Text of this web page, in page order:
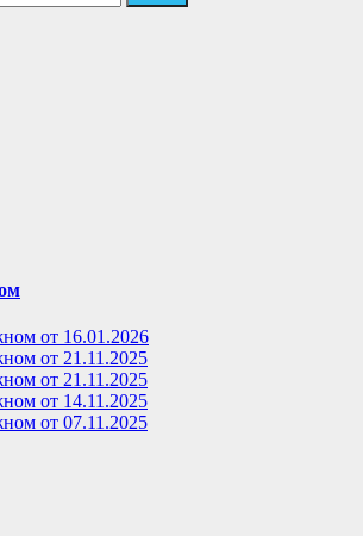
от 16.01.2026
от 21.11.2025
от 21.11.2025
от 14.11.2025
от 07.11.2025